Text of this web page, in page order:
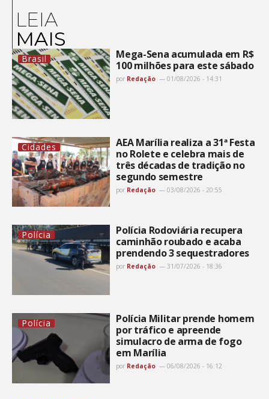
LEIA
MAIS
Brasil
Mega-Sena acumulada em R$
100 milhões para este sábado
por Redação 01/08/2026 - 14:31
Cidades
AEA Marília realiza a 31ª Festa
no Rolete e celebra mais de
três décadas de tradição no
segundo semestre
por Redação 03/08/2026 - 20:55
Polícia
Polícia Rodoviária recupera
caminhão roubado e acaba
prendendo 3 sequestradores
por Redação 31/07/2026 - 18:36
Polícia
Polícia Militar prende homem
por tráfico e apreende
simulacro de arma de fogo
em Marília
por Redação 06/08/2026 - 16:12